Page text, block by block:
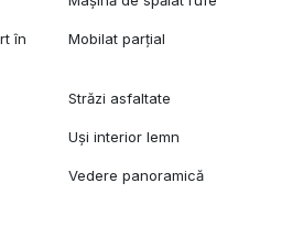
în
Mobilat parțial
Străzi asfaltate
Uși interior lemn
Vedere panoramică